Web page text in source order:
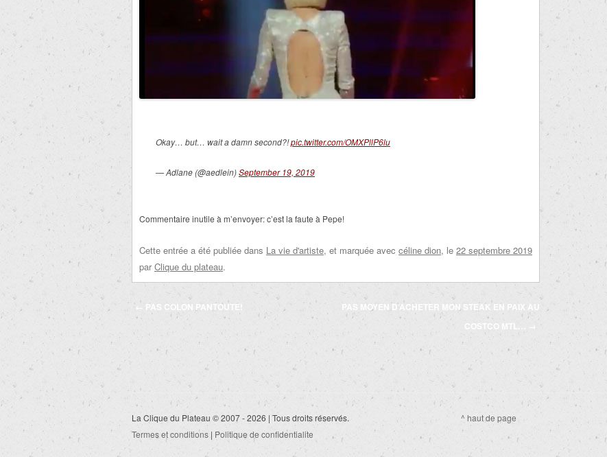
Okay… but… wait a damn second?!pic.twitter.com/OMXPllP6lu
— Adlane (@aedlein)September 19, 2019
Commentaire inutile à m’envoyer: c’est la faute à Pepe!
Cette entrée a été publiée dans La vie d'artiste, et marquée avec céline dion, le 22 septembre 2019
par Clique du plateau.
Navigation
← PAS COLON PANTOUTE!
PAS MOYEN D’ACHETER MON STEAK EN PAIX AU
COSTCO MTL…
→
La Clique du Plateau © 2007 - 2026 | Tous droits réservés.
Termes et conditions | Politique de confidentialite
^ haut de page